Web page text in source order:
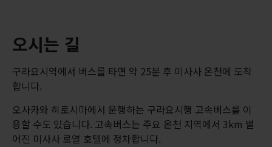
오시는 길
구라요시역에서 버스를 타면 약 25분 후 미사사 온천에 도착
합니다.
오사카와 히로시마에서 운행하는 구라요시행 고속버스를 이
용할 수도 있습니다. 고속버스는 주요 온천 지역에서 3km 떨
어진 미사사 로열 호텔에 정차합니다.